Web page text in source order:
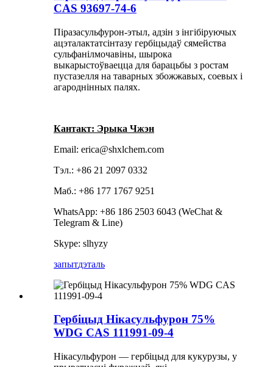
CAS 93697-74-6
Піразасульфурон-этыл, адзін з інгібіруючых
ацэталактатсінтазу гербіцыдаў сямейства
сульфанілмочавіны, шырока
выкарыстоўваецца для барацьбы з ростам
пустазелля на таварных збожжавых, соевых і
агароднінных палях.
Кантакт: Эрыка Чжэн
Email: erica@shxlchem.com
Тэл.: +86 21 2097 0332
Маб.: +86 177 1767 9251
WhatsApp: +86 186 2503 6043 (WeChat &
Telegram & Line)
Skype: slhyzy
запытдэталь
Гербіцыд Нікасульфурон 75%
WDG CAS 111991-09-4
Нікасульфурон — гербіцыд для кукурузы, у